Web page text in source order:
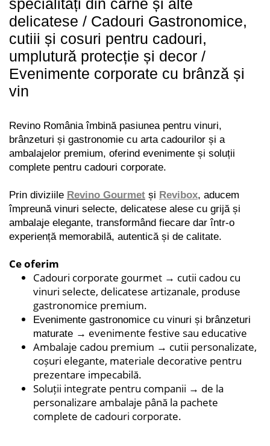
specialități din carne și alte
delicatese / Cadouri Gastronomice,
cutiii și cosuri pentru cadouri,
umplutură protecție și decor /
Evenimente corporate cu brânză și
vin
Revino România îmbină pasiunea pentru vinuri,
brânzeturi și gastronomie cu arta cadourilor și a
ambalajelor premium, oferind evenimente și soluții
complete pentru cadouri corporate.
Prin diviziile Revino Gourmet și Revibox, aducem
împreună vinuri selecte, delicatese alese cu grijă și
ambalaje elegante, transformând fiecare dar într-o
experiență memorabilă, autentică și de calitate.
Ce oferim
Cadouri corporate gourmet → cutii cadou cu
vinuri selecte, delicatese artizanale, produse
gastronomice premium.
Evenimente gastronomice cu vinuri și brânzeturi
maturate → evenimente festive sau educative
Ambalaje cadou premium → cutii personalizate,
coșuri elegante, materiale decorative pentru
prezentare impecabilă.
Soluții integrate pentru companii → de la
personalizare ambalaje până la pachete
complete de cadouri corporate.